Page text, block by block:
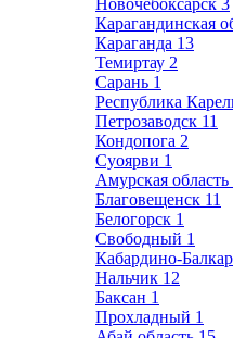
Новочебоксарск 3
Карагандинская
Караганда 13
Темиртау 2
Сарань 1
Республика
Петрозаводск 11
Кондопога 2
Суоярви 1
Амурская область
Благовещенск 11
Белогорск 1
Свободный 1
Кабардино-
Нальчик 12
Баксан 1
Прохладный 1